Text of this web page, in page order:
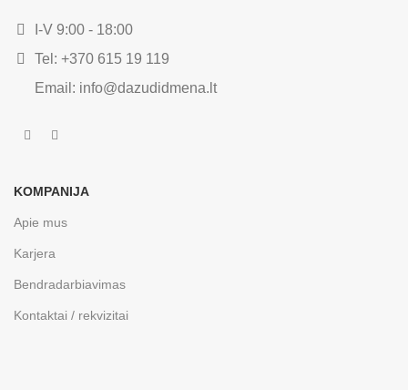
I-V 9:00 - 18:00
Tel: +370 615 19 119
Email: info@dazudidmena.lt
KOMPANIJA
Apie mus
Karjera
Bendradarbiavimas
Kontaktai / rekvizitai